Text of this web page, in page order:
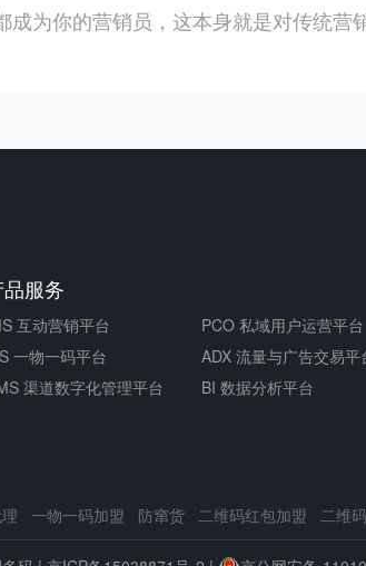
为你的营销员，这本身就是对传统营
服务
互动营销平台
PCO 私域用户运营平台
一物一码平台
ADX 流量与广告交易平
渠道数字化管理平台
BI 数据分析平台
一物一码加盟 防窜货 二维码红包加盟 二维